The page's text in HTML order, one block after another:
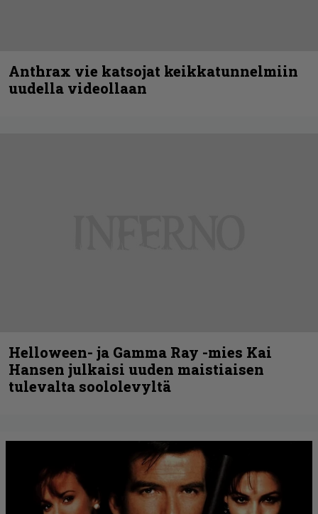
Anthrax vie katsojat keikkatunnelmiin
uudella videollaan
Helloween- ja Gamma Ray -mies Kai
Hansen julkaisi uuden maistiaisen
tulevalta soololevyltä